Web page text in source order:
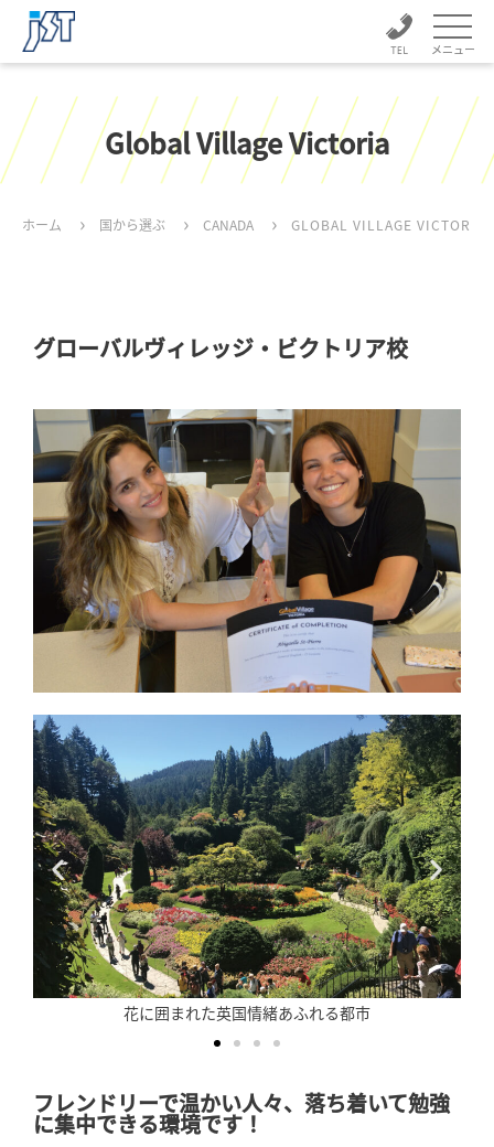
メニュー
Global Village Victoria
ホーム 国から選ぶ CANADA GLOBAL VILLAGE VICTORIA
グローバルヴィレッジ・ビクトリア校
ホストファミリーも自社手配
フレンドリーで温かい人々、落ち着いて勉強
に集中できる環境です！